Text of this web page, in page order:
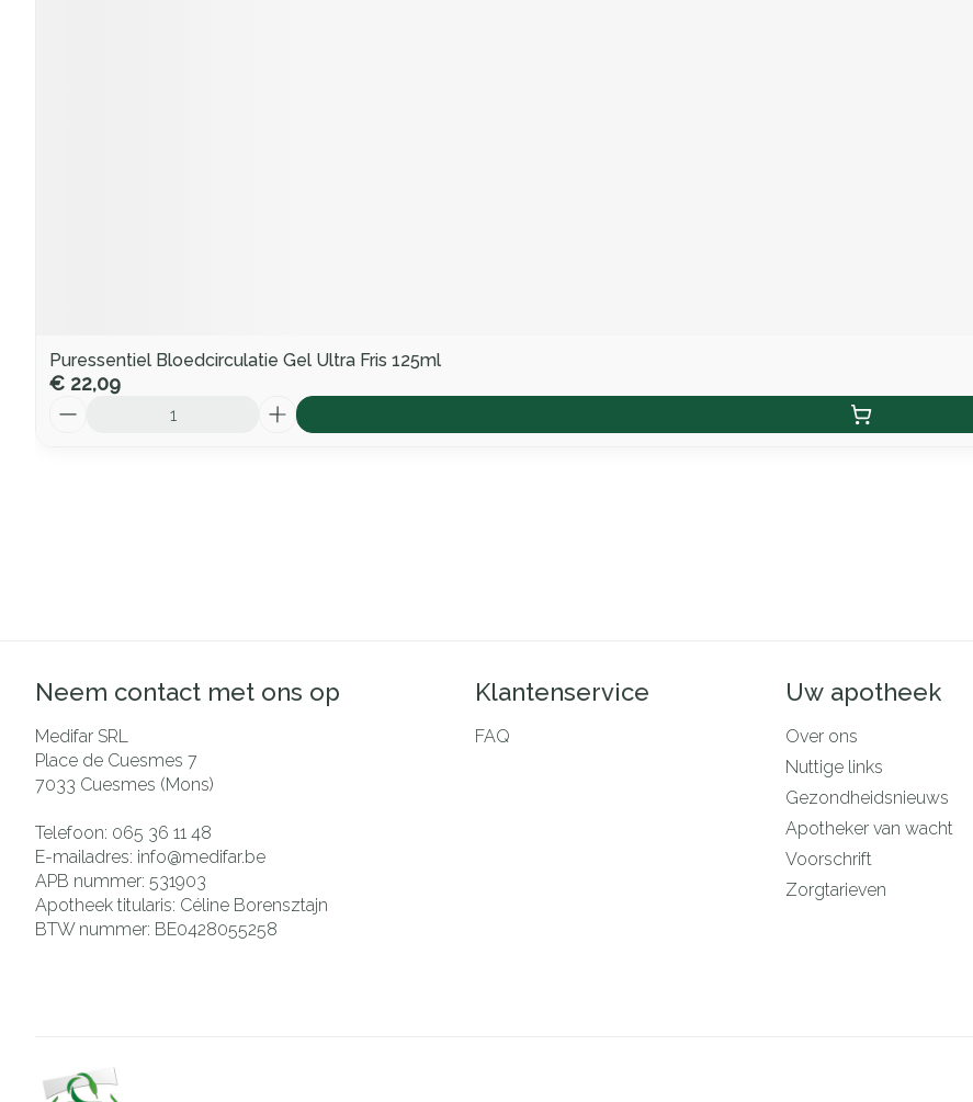
Puressentiel Bloedcirculatie Gel Ultra Fris 125ml
€ 22,09
Neem contact met ons op
Medifar SRL
Place de Cuesmes 7
7033 Cuesmes (Mons)
Telefoon: 065 36 11 48
E-mailadres: info@medifar.be
APB nummer: 531903
Apotheek titularis: Céline Borensztajn
BTW nummer: BE0428055258
Klantenservice
FAQ
Uw apotheek
Over ons
Nuttige links
Gezondheidsnieuws
Apotheker van wacht
Voorschrift
Zorgtarieven